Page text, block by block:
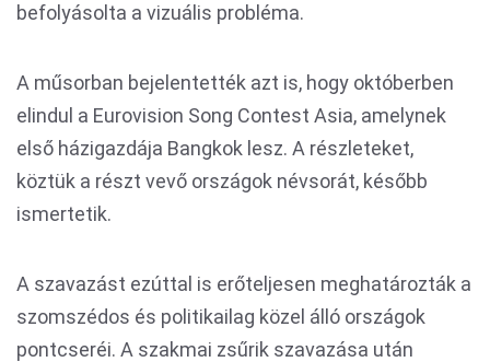
befolyásolta a vizuális probléma.
A műsorban bejelentették azt is, hogy októberben
elindul a Eurovision Song Contest Asia, amelynek
első házigazdája Bangkok lesz. A részleteket,
köztük a részt vevő országok névsorát, később
ismertetik.
A szavazást ezúttal is erőteljesen meghatározták a
szomszédos és politikailag közel álló országok
pontcseréi. A szakmai zsűrik szavazása után